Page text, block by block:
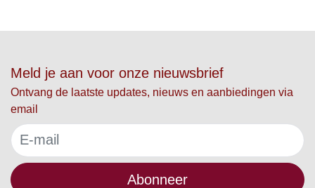
Meld je aan voor onze nieuwsbrief
Ontvang de laatste updates, nieuws en aanbiedingen via
email
Abonneer